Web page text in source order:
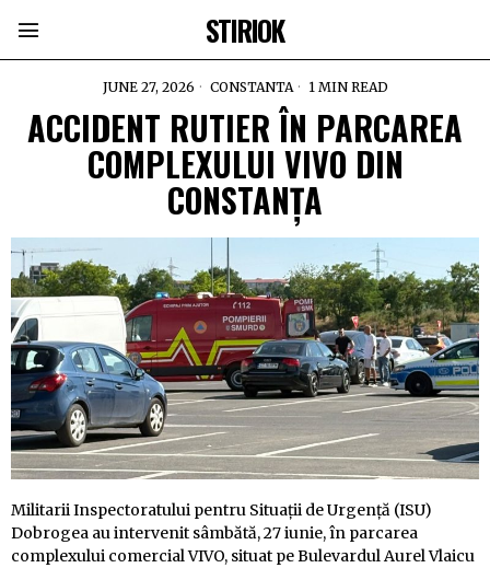
STIRIOK
JUNE 27, 2026 CONSTANTA 1 MIN READ
ACCIDENT RUTIER ÎN PARCAREA
COMPLEXULUI VIVO DIN
CONSTANȚA
Militarii Inspectoratului pentru Situații de Urgență (ISU)
Dobrogea au intervenit sâmbătă, 27 iunie, în parcarea
complexului comercial VIVO, situat pe Bulevardul Aurel Vlaicu